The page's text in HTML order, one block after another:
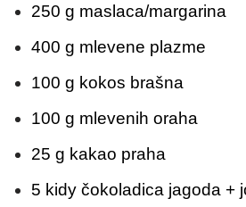
250 g maslaca/margarina
400 g mlevene plazme
100 g kokos brašna
100 g mlevenih oraha
25 g kakao praha
5 kidy čokoladica jagoda +